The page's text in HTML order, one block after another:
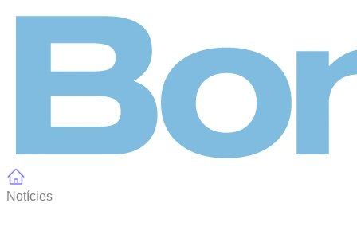
Notícies